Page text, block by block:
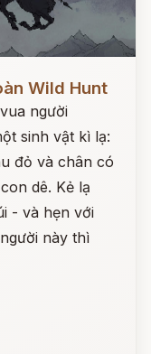
Wild Hunt
người
sinh vật kì lạ:
đỏ và chân có
dê. Kẻ lạ
- và hẹn với
này thì